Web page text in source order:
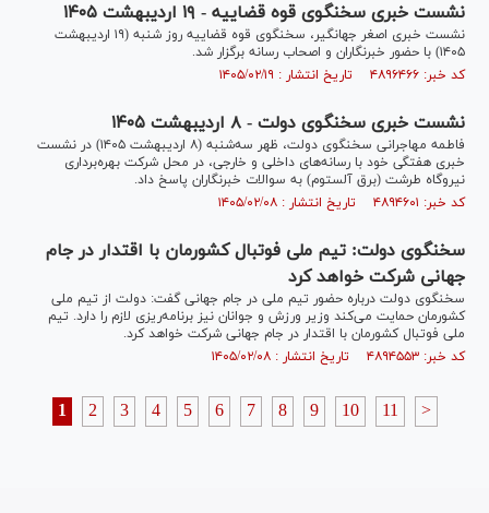
نشست خبری سخنگوی قوه قضاییه - ۱۹ اردیبهشت ۱۴۰۵
نشست خبری اصغر جهانگیر، سخنگوی قوه قضاییه روز شنبه (۱۹ اردیبهشت
۱۴۰۵) با حضور خبرنگاران و اصحاب رسانه برگزار شد.
کد خبر: ۴۸۹۶۴۶۶ تاریخ انتشار : ۱۴۰۵/۰۲/۱۹
نشست خبری سخنگوی دولت - ۸ اردیبهشت ۱۴۰۵
فاطمه مهاجرانی سخنگوی دولت، ظهر سه‌شنبه (۸ اردیبهشت ۱۴۰۵) در نشست
خبری هفتگی خود با رسانه‌های داخلی و خارجی، در محل شرکت بهره‌برداری
نیروگاه طرشت (برق آلستوم) به سوالات خبرنگاران پاسخ داد.
کد خبر: ۴۸۹۴۶۰۱ تاریخ انتشار : ۱۴۰۵/۰۲/۰۸
سخنگوی دولت: تیم ملی فوتبال کشورمان با اقتدار در جام
جهانی شرکت خواهد کرد
سخنگوی دولت درباره حضور تیم ملی در جام جهانی گفت: دولت از تیم ملی
کشورمان حمایت می‌کند وزیر ورزش و جوانان نیز برنامه‌ریزی لازم را دارد. تیم
ملی فوتبال کشورمان با اقتدار در جام جهانی شرکت خواهد کرد.
کد خبر: ۴۸۹۴۵۵۳ تاریخ انتشار : ۱۴۰۵/۰۲/۰۸
1 2 3 4 5 6 7 8 9 10 11 >